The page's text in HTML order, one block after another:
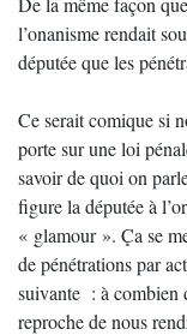
l’onanisme rendait
députée que les
Ce serait comique si
porte sur une loi
savoir de quoi on
figure la députée à
« glamour ». Ça se
de pénétrations par
suivante : à combien
reproche de nous